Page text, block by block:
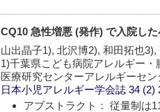
CQ10 急性増悪 (発作) で入院し
山出晶子1), 北沢博2), 和田拓也
1)千葉県こども病院アレルギー
医療研究センターアレルギーセン
日本小児アレルギー学会誌 34 (2)
アブストラクト： 従量制は